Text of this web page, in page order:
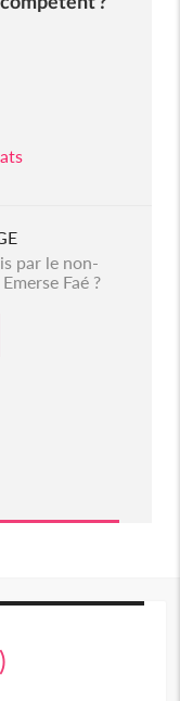
par le non-
Faé ?